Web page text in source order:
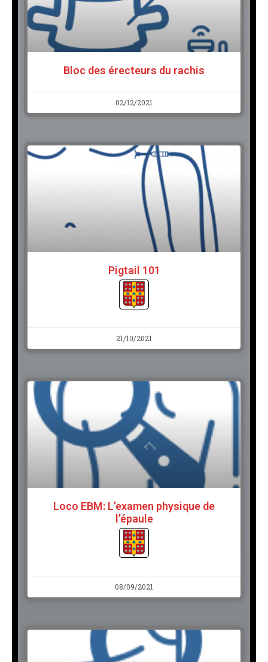
Bloc des érecteurs du rachis
02/12/2021
Pigtail 101
21/10/2021
Loco EBM: L’examen physique de
l’épaule
08/09/2021